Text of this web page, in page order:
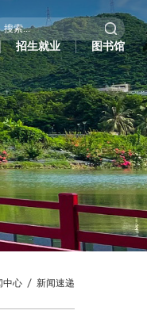
招生就业 图书馆
图书馆
中心 新闻速递